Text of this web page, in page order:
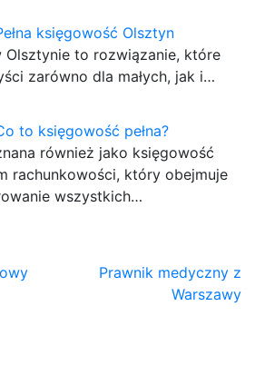
księgowość Olsztyn
Olsztynie to rozwiązanie, które
zarówno dla małych, jak i…
to księgowość pełna?
również jako księgowość
rachunkowości, który obejmuje
wszystkich…
Prawnik medyczny z
Warszawy